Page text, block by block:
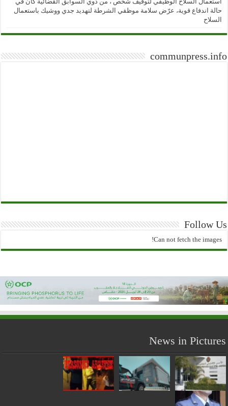
حالة اندفاع قوية، عرّض سلامة موظفي الشرطة لتهديد جدي ووشيك باستعمال
السلاح
communpress.info
Follow Us
Can not fetch the images!
News in Pictures